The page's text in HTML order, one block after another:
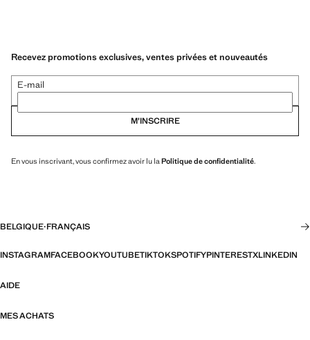
Recevez promotions exclusives, ventes privées et nouveautés
E-mail
M’INSCRIRE
En vous inscrivant, vous confirmez avoir lu la Politique de confidentialité.
BELGIQUE·FRANÇAIS
INSTAGRAMFACEBOOKYOUTUBETIKTOKSPOTIFYPINTERESTXLINKEDIN
AIDE
MES ACHATS